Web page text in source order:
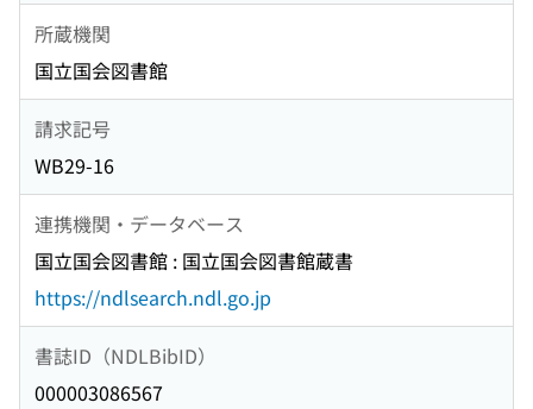
所蔵機関
国立国会図書館
請求記号
WB29-16
連携機関・データベース
国立国会図書館 : 国立国会図書館蔵書
https://ndlsearch.ndl.go.jp
書誌ID（NDLBibID）
000003086567